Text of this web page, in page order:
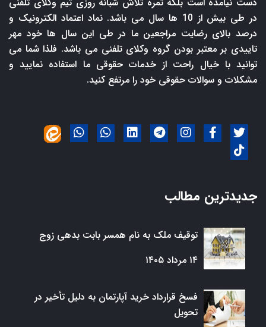
در طی بیش از 10 ها سال می باشد. نماد اعتماد الکترونیک و
درصد بالای رضایت مراجعین ما در طی این سال ها خود مهر
تاییدی بر معتبر بودن گروه وکلای تلفنی می باشد. فلذا شما می
توانید با خیال راحت از خدمات حقوقی ما استفاده نمایید و
مشکلات و سوالات حقوقی خود را مرتفع کنید.
جدیدترین مطالب
توقیف ملک به نام همسر بابت بدهی زوج
۱۴ مرداد ۱۴۰۵
فسخ قرارداد خرید آپارتمان به دلیل تأخیر در
تحویل